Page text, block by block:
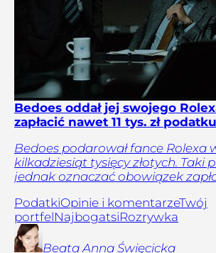
Bedoes oddał jej swojego
zapłacić nawet 11 tys. zł podatku
Bedoes podarował fance Rolexa
kilkadziesiąt tysięcy złotych. Taki
jednak oznaczać obowiązek
PodatkiOpinie i komentarzeTwój
portfelNajbogatsiRozrywka
Beata Anna Święcicka